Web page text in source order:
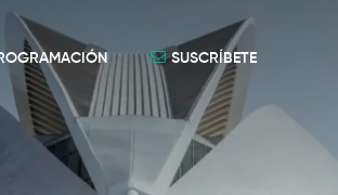
SUSCRÍBETE